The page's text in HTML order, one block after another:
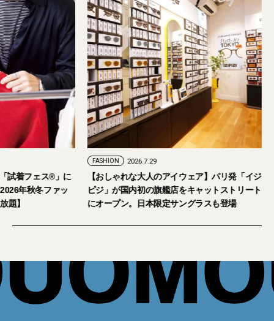
2026年9月5日・6日開催。「試着フェス®︎」に
読者の皆さまをご招待。【2026年秋冬ファッ
ション＆美容アイテム試し放題】
【おしゃれな大人
ピジ」が国内初の
にオープン。日本